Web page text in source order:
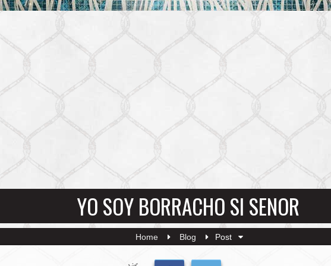
YO SOY BORRACHO SI SENOR
Home Blog Post